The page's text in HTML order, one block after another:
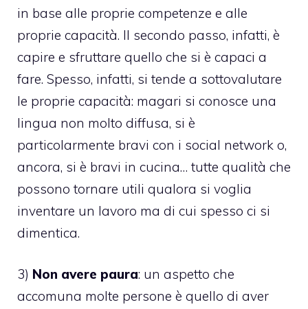
in base alle proprie competenze e alle
proprie capacità. Il secondo passo, infatti, è
capire e sfruttare quello che si è capaci a
fare. Spesso, infatti, si tende a sottovalutare
le proprie capacità: magari si conosce una
lingua non molto diffusa, si è
particolarmente bravi con i social network o,
ancora, si è bravi in cucina… tutte qualità che
possono tornare utili qualora si voglia
inventare un lavoro ma di cui spesso ci si
dimentica.
3) Non avere paura: un aspetto che
accomuna molte persone è quello di aver